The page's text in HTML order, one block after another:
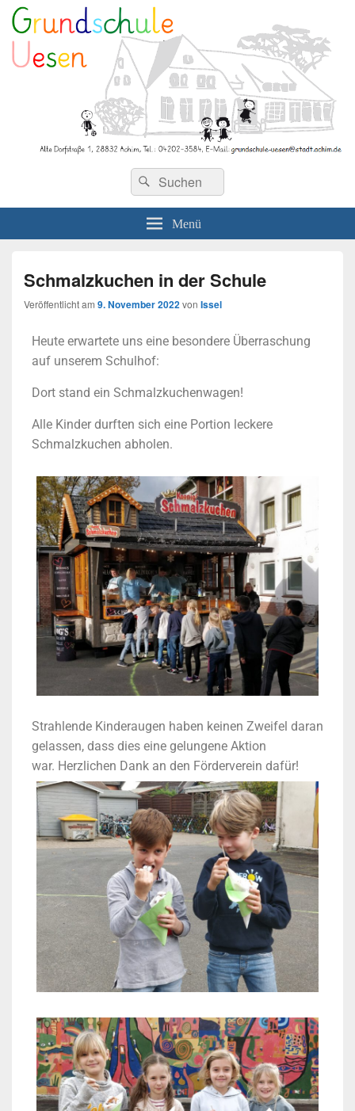
Grundschule Uesen
Menü
Schmalzkuchen in der Schule
Veröffentlicht am 9. November 2022von Issel
Heute erwartete uns eine besondere Überraschung
auf unserem Schulhof:
Dort stand ein Schmalzkuchenwagen!
Alle Kinder durften sich eine Portion leckere
Schmalzkuchen abholen.
Strahlende Kinderaugen haben keinen Zweifel daran
gelassen, dass dies eine gelungene Aktion
war. Herzlichen Dank an den Förderverein dafür!